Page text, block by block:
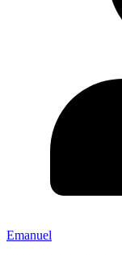
Emanuel